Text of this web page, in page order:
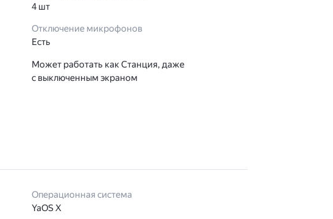
4 шт
Отключение микрофонов
Есть
Может работать как Станция, даже
с выключенным экраном
Операционная система
YaOS X